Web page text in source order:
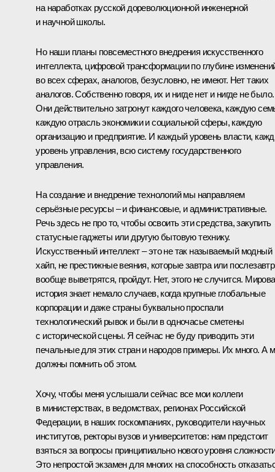
на наработках русской дореволюционной инженерной
и научной школы.
Но наши планы повсеместного внедрения искусственного
интеллекта, цифровой трансформации по глубине
во всех сферах, аналогов, безусловно, не имеют. Нет таких
аналогов. Собственно говоря, их и нигде нет и нигде не было.
Они действительно затронут каждого человека, каждую
каждую отрасль экономики и социальной сферы, каждую
организацию и предприятие. И каждый уровень власти,
уровень управления, всю систему государственного
управления.
На создание и внедрение технологий мы направляем
серьёзные ресурсы – и финансовые, и административные.
Речь здесь не про то, чтобы освоить эти средства, закупить
статусные гаджеты или другую бытовую технику.
Искусственный интеллект – это не так называемый модный
хайп, не престижные веяния, которые завтра или
вообще выветрятся, пройдут. Нет, этого не случится.
история знает немало случаев, когда крупные глобальные
корпорации и даже страны буквально проспали
технологический рывок и были в одночасье сметены
с исторической сцены. Я сейчас не буду приводить эти
печальные для этих стран и народов примеры. Их много. А
должны помнить об этом.
Хочу, чтобы меня услышали сейчас все мои коллеги
в министерствах, в ведомствах, регионах Российской
Федерации, в наших госкомпаниях, руководители научных
институтов, ректоры вузов и университетов: нам предстоит
взяться за вопросы принципиально нового уровня
Это непростой экзамен для многих на способность